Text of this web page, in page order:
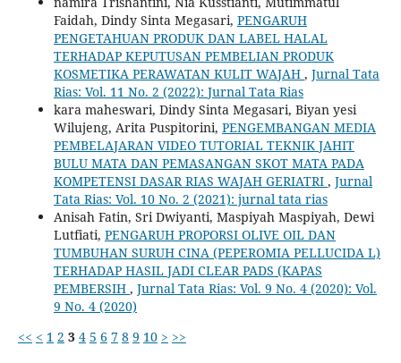
Faidah, Dindy Sinta Megasari, PENGARUH
PENGETAHUAN PRODUK DAN LABEL HALAL
TERHADAP KEPUTUSAN PEMBELIAN PRODUK
KOSMETIKA PERAWATAN KULIT WAJAH , Jurnal Tata
Rias: Vol. 11 No. 2 (2022): Jurnal Tata Rias
kara maheswari, Dindy Sinta Megasari, Biyan yesi
Wilujeng, Arita Puspitorini, PENGEMBANGAN MEDIA
PEMBELAJARAN VIDEO TUTORIAL TEKNIK JAHIT
BULU MATA DAN PEMASANGAN SKOT MATA PADA
KOMPETENSI DASAR RIAS WAJAH GERIATRI , Jurnal
Tata Rias: Vol. 10 No. 2 (2021): jurnal tata rias
Anisah Fatin, Sri Dwiyanti, Maspiyah Maspiyah, Dewi
Lutfiati, PENGARUH PROPORSI OLIVE OIL DAN
TUMBUHAN SURUH CINA (PEPEROMIA PELLUCIDA L)
TERHADAP HASIL JADI CLEAR PADS (KAPAS
PEMBERSIH , Jurnal Tata Rias: Vol. 9 No. 4 (2020): Vol.
9 No. 4 (2020)
<< < 1 2 3 4 5 6 7 8 9 10 > >>